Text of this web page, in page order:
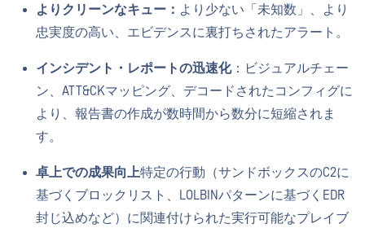
よりクリーンなキュー： より少ない「未知数」、より
忠実度の高い、エビデンスに裏打ちされたアラート。
インシデント・レポートの迅速化：ビジュアルチェー
ン、ATT&CKマッピング、デコードされたコンフィグに
より、報告書の作成が数時間から数分に短縮されま
す。
卓上での成果向上特定の行動（サンドボックスのC2に
基づくブロックリスト、LOLBINパターンに基づくEDR
封じ込めなど）に関連付けられた実行可能なプレイブ